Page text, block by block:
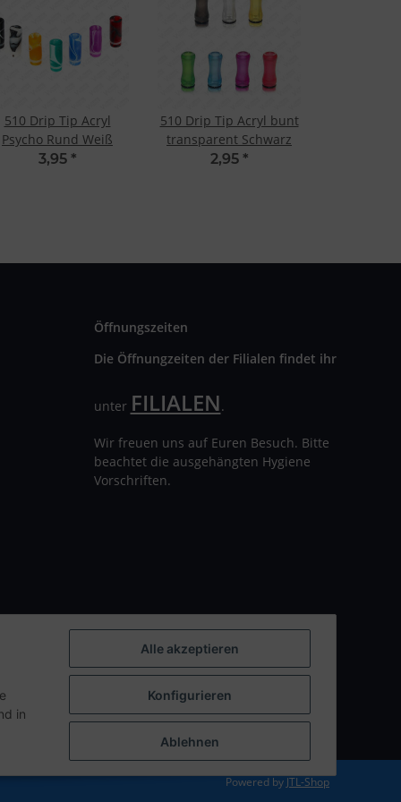
510 Drip Tip Acryl
Psycho Rund Weiß
3,95 *
510 Drip Tip Acryl bunt
transparent Schwarz
2,95 *
Öffnungszeiten
Die Öffnungzeiten der Filialen findet ihr
unter FILIALEN.
Wir freuen uns auf Euren Besuch. Bitte
beachtet die ausgehängten Hygiene
Vorschriften.
Powered by JTL-Shop
in
Alle akzeptieren
Konfigurieren
Ablehnen